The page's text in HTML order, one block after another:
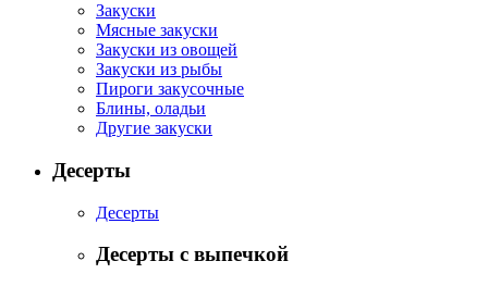
Закуски
Мясные закуски
Закуски из овощей
Закуски из рыбы
Пироги закусочные
Блины, оладьи
Другие закуски
Десерты
Десерты
Десерты с выпечкой